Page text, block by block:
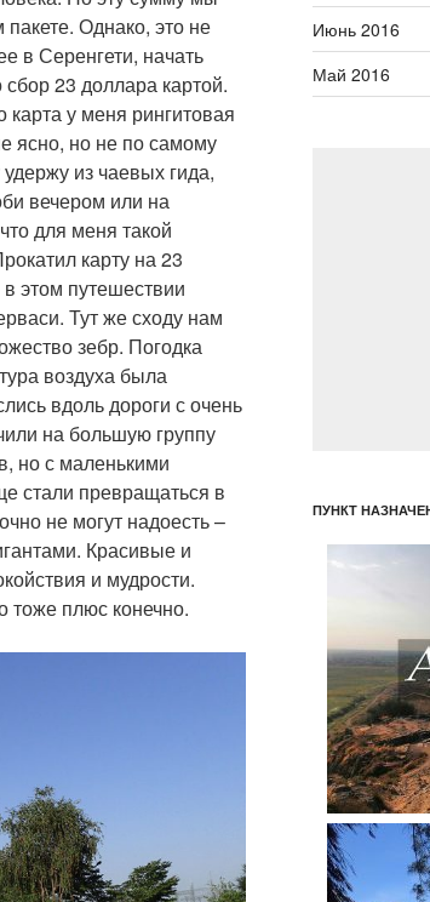
Однако, это не
в Серенгети, начать
23 доллара картой.
у меня рингитовая
ясно, но не по самому
из чаевых гида,
вечером или на
для меня такой
карту на 23
этом путешествии
Тут же сходу нам
зебр. Погодка
воздуха была
вдоль дороги с очень
на большую группу
но с маленькими
стали превращаться в
не могут надоесть –
Красивые и
и мудрости.
тоже плюс конечно.
Июнь 2016
Май 2016
ПУНКТ